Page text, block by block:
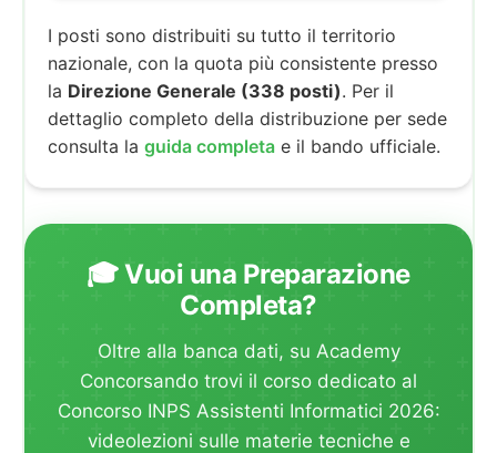
I posti sono distribuiti su tutto il territorio
nazionale, con la quota più consistente presso
la Direzione Generale (338 posti). Per il
dettaglio completo della distribuzione per sede
consulta la guida completa e il bando ufficiale.
🎓 Vuoi una Preparazione
Completa?
Oltre alla banca dati, su Academy
Concorsando trovi il corso dedicato al
Concorso INPS Assistenti Informatici 2026:
videolezioni sulle materie tecniche e